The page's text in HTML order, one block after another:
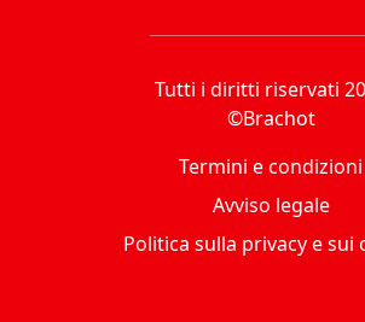
Tutti i diritti riservati
©Brachot
Termini e condizioni
Avviso legale
Politica sulla privacy e sui